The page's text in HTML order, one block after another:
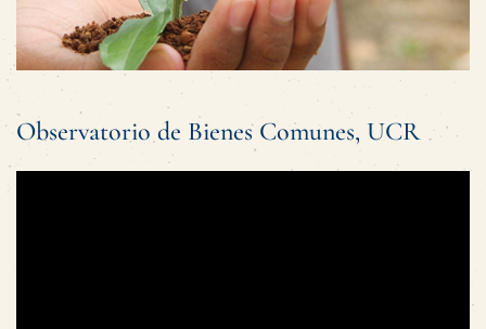
Observatorio de Bienes Comunes, UCR